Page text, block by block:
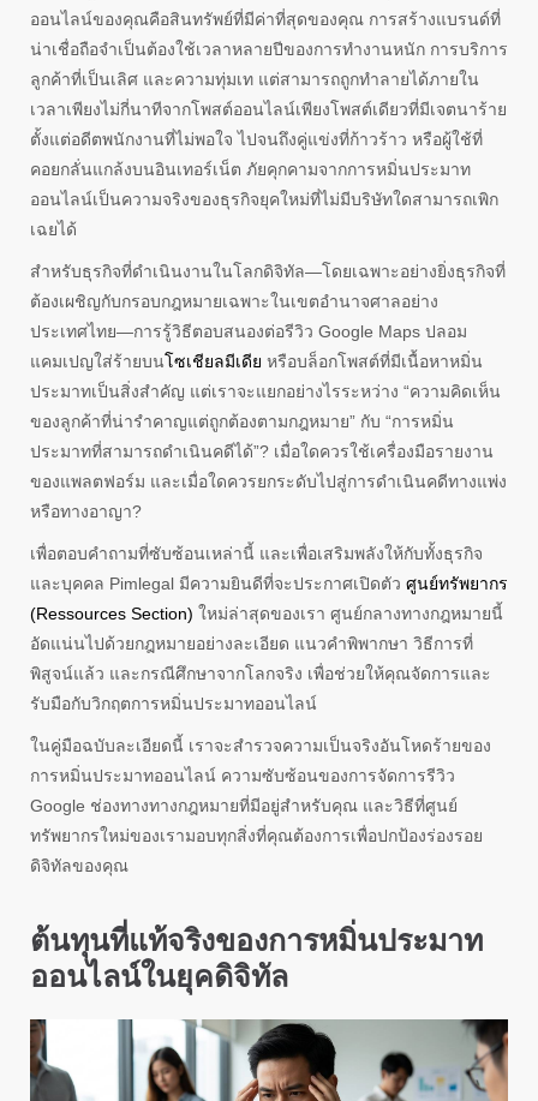
ออนไลน์ของคุณคือสินทรัพย์ที่มีค่าที่สุดของคุณ การสร้างแบรนด์ที่
น่าเชื่อถือจำเป็นต้องใช้เวลาหลายปีของการทำงานหนัก การบริการ
ลูกค้าที่เป็นเลิศ และความทุ่มเท แต่สามารถถูกทำลายได้ภายใน
เวลาเพียงไม่กี่นาทีจากโพสต์ออนไลน์เพียงโพสต์เดียวที่มีเจตนาร้าย
ตั้งแต่อดีตพนักงานที่ไม่พอใจ ไปจนถึงคู่แข่งที่ก้าวร้าว หรือผู้ใช้ที่
คอยกลั่นแกล้งบนอินเทอร์เน็ต ภัยคุกคามจากการหมิ่นประมาท
ออนไลน์เป็นความจริงของธุรกิจยุคใหม่ที่ไม่มีบริษัทใดสามารถเพิก
เฉยได้
สำหรับธุรกิจที่ดำเนินงานในโลกดิจิทัล—โดยเฉพาะอย่างยิ่งธุรกิจที่
ต้องเผชิญกับกรอบกฎหมายเฉพาะในเขตอำนาจศาลอย่าง
ประเทศไทย—การรู้วิธีตอบสนองต่อรีวิว Google Maps ปลอม
แคมเปญใส่ร้ายบนโซเชียลมีเดีย หรือบล็อกโพสต์ที่มีเนื้อหาหมิ่น
ประมาทเป็นสิ่งสำคัญ แต่เราจะแยกอย่างไรระหว่าง “ความคิดเห็น
ของลูกค้าที่น่ารำคาญแต่ถูกต้องตามกฎหมาย” กับ “การหมิ่น
ประมาทที่สามารถดำเนินคดีได้”? เมื่อใดควรใช้เครื่องมือรายงาน
ของแพลตฟอร์ม และเมื่อใดควรยกระดับไปสู่การดำเนินคดีทางแพ่ง
หรือทางอาญา?
เพื่อตอบคำถามที่ซับซ้อนเหล่านี้ และเพื่อเสริมพลังให้กับทั้งธุรกิจ
และบุคคล Pimlegal มีความยินดีที่จะประกาศเปิดตัว ศูนย์ทรัพยากร
(Ressources Section) ใหม่ล่าสุดของเรา ศูนย์กลางทางกฎหมายนี้
อัดแน่นไปด้วยกฎหมายอย่างละเอียด แนวคำพิพากษา วิธีการที่
พิสูจน์แล้ว และกรณีศึกษาจากโลกจริง เพื่อช่วยให้คุณจัดการและ
รับมือกับวิกฤตการหมิ่นประมาทออนไลน์
ในคู่มือฉบับละเอียดนี้ เราจะสำรวจความเป็นจริงอันโหดร้ายของ
การหมิ่นประมาทออนไลน์ ความซับซ้อนของการจัดการรีวิว
Google ช่องทางทางกฎหมายที่มีอยู่สำหรับคุณ และวิธีที่ศูนย์
ทรัพยากรใหม่ของเรามอบทุกสิ่งที่คุณต้องการเพื่อปกป้องร่องรอย
ดิจิทัลของคุณ
ต้นทุนที่แท้จริงของการหมิ่นประมาท
ออนไลน์ในยุคดิจิทัล